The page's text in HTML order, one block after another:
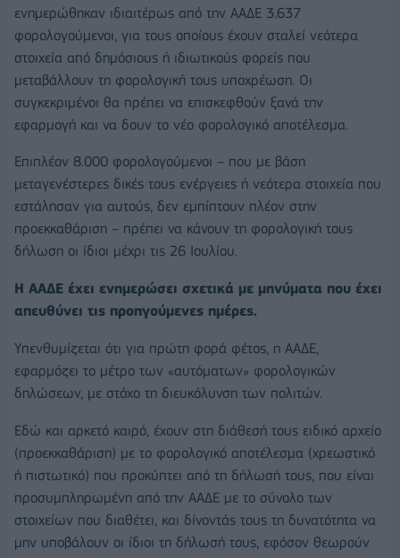
ενημερώθηκαν ιδιαιτέρως από την ΑΑΔΕ 3.637
φορολογούμενοι, για τους οποίους έχουν σταλεί νεότερα
στοιχεία από δημόσιους ή ιδιωτικούς φορείς που
μεταβάλλουν τη φορολογική τους υποχρέωση. Οι
συγκεκριμένοι θα πρέπει να επισκεφθούν ξανά την
εφαρμογή και να δουν το νέο φορολογικό αποτέλεσμα.
Επιπλέον 8.000 φορολογούμενοι – που με βάση
μεταγενέστερες δικές τους ενέργειες ή νεότερα στοιχεία που
εστάλησαν για αυτούς, δεν εμπίπτουν πλέον στην
προεκκαθάριση – πρέπει να κάνουν τη φορολογική τους
δήλωση οι ίδιοι μέχρι τις 26 Ιουλίου.
Η ΑΑΔΕ έχει ενημερώσει σχετικά με μηνύματα που έχει
απευθύνει τις προηγούμενες ημέρες.
Υπενθυμίζεται ότι για πρώτη φορά φέτος, η ΑΑΔΕ,
εφαρμόζει το μέτρο των «αυτόματων» φορολογικών
δηλώσεων, με στόχο τη διευκόλυνση των πολιτών.
Εδώ και αρκετό καιρό, έχουν στη διάθεσή τους ειδικό αρχείο
(προεκκαθάριση) με το φορολογικό αποτέλεσμα (χρεωστικό
ή πιστωτικό) που προκύπτει από τη δήλωσή τους, που είναι
προσυμπληρωμένη από την ΑΑΔΕ με το σύνολο των
στοιχείων που διαθέτει, και δίνοντάς τους τη δυνατότητα να
μην υποβάλουν οι ίδιοι τη δήλωσή τους, εφόσον θεωρούν